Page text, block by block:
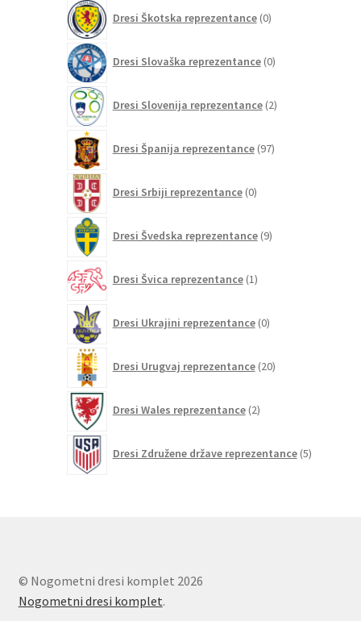
Dresi Škotska reprezentance 0izdelkov
Dresi Slovaška reprezentance 0izdelkov
Dresi Slovenija reprezentance 2izdelka
Dresi Španija reprezentance 97izdelkov
Dresi Srbiji reprezentance 0izdelkov
Dresi Švedska reprezentance 9izdelkov
Dresi Švica reprezentance 1izdelek
Dresi Ukrajini reprezentance 0izdelkov
Dresi Urugvaj reprezentance 20izdelkov
Dresi Wales reprezentance 2izdelka
Dresi Združene države reprezentance 5izdelkov
© Nogometni dresi komplet 2026
Nogometni dresi komplet.